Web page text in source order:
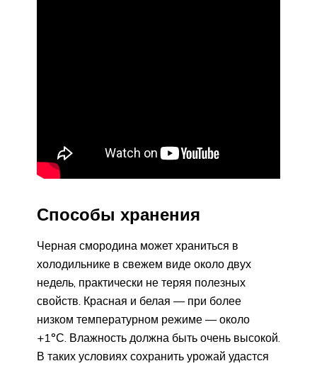
Способы хранения
Черная смородина может храниться в
холодильнике в свежем виде около двух
недель, практически не теряя полезных
свойств. Красная и белая — при более
низком температурном режиме — около
+1°С. Влажность должна быть очень высокой.
В таких условиях сохранить урожай удастся